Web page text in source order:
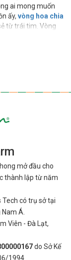
ai mong muốn
ấy, vòng hoa chia
từ trái tim. Vòng
tri ân và tình cảm
theo những ý
dùng để viếng
kính và tiếc
Hồng, hoa Cúc
khác nhau
dáng, chủng
mang ý nghĩa
không chỉ được
cách để truyền đạt
với người đã ra
mở đầu cho
thành lập từ năm
có trụ sở tại
Á.
Viên - Đà Lạt,
do Sở Kế
1994